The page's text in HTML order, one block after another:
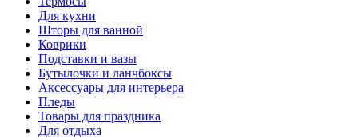
Для кухни
Шторы для ванной
Коврики
Подставки и вазы
Бутылочки и ланчбоксы
Аксессуары для интерьера
Пледы
Товары для праздника
Для отдыха